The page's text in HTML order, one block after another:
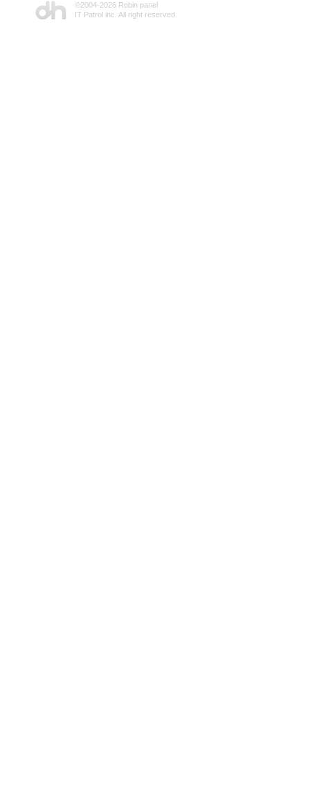
©2004-2026 Robin panel
IT Patrol inc. All right reserved.